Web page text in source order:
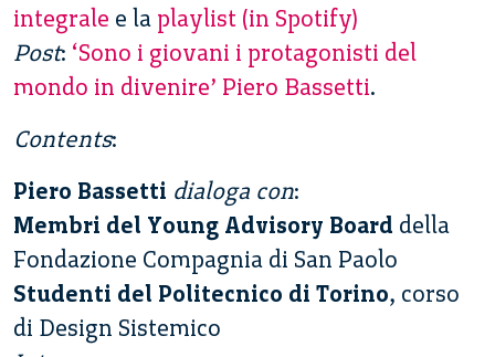
integrale e la playlist (in Spotify)
Post: ‘Sono i giovani i protagonisti del
mondo in divenire’ Piero Bassetti.
Contents:
Piero Bassetti dialoga con:
Membri del Young Advisory Board della
Fondazione Compagnia di San Paolo
Studenti del Politecnico di Torino, corso
di Design Sistemico